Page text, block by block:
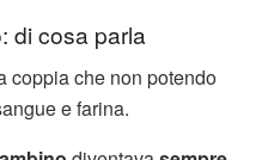
di cosa parla
coppia che non potendo
e farina.